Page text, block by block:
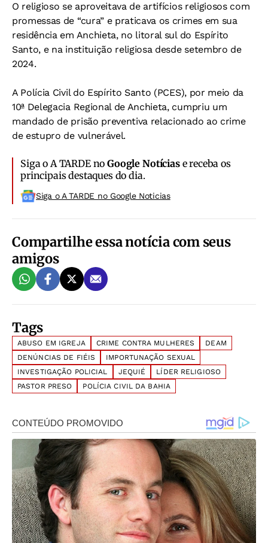
O religioso se aproveitava de artifícios religiosos com
promessas de “cura” e praticava os crimes em sua
residência em Anchieta, no litoral sul do Espírito
Santo, e na instituição religiosa desde setembro de
2024.
A Polícia Civil do Espírito Santo (PCES), por meio da
10ª Delegacia Regional de Anchieta, cumpriu um
mandado de prisão preventiva relacionado ao crime
de estupro de vulnerável.
Siga o A TARDE noGoogle Notíciase receba os
principais destaques do dia.
Siga o A TARDE no Google Noticias
Compartilhe essa notícia com seus
amigos
Tags
ABUSO EM IGREJA CRIME CONTRA MULHERES
DEAM
DENÚNCIAS DE FIÉIS
IMPORTUNAÇÃO SEXUAL
INVESTIGAÇÃO POLICIAL
JEQUIÉ
LÍDER RELIGIOSO
PASTOR PRESO
POLÍCIA CIVIL DA BAHIA